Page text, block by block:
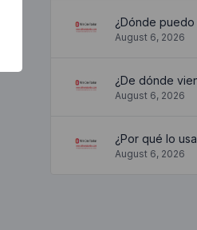
August 6, 2026
¿De dónde
August 6, 2026
¿Por qué lo
August 6, 2026